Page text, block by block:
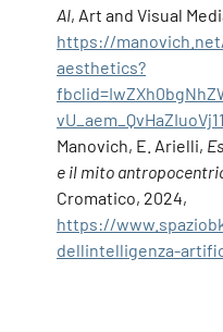
AI, Art and Visual
https://
aesthetics?
Manovich, E. Arielli,
e il mito
Cromatico, 2024,
https://
dellintelligenza-